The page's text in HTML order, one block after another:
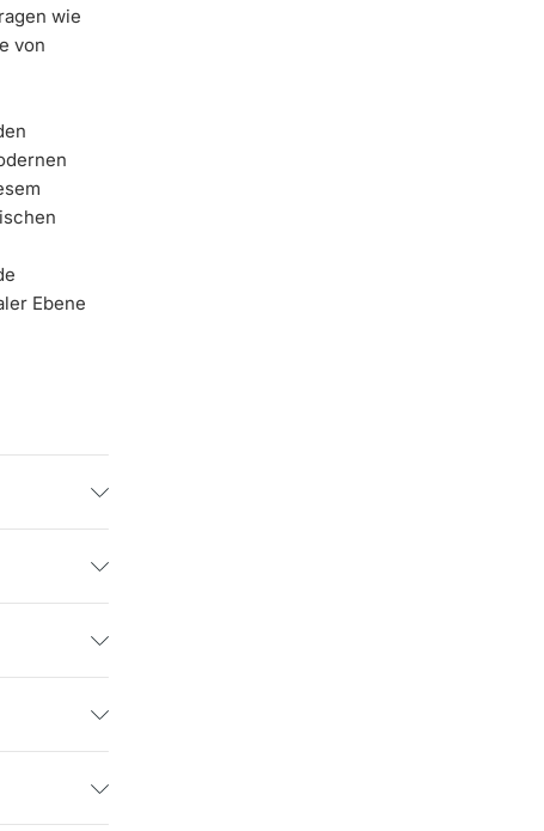
wie
von
Ebene